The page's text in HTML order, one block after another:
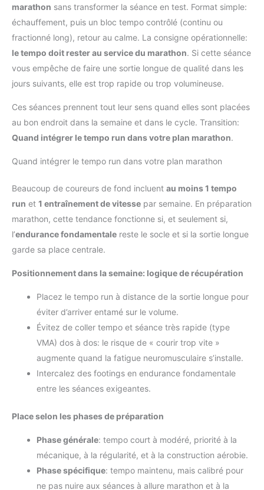
marathon sans transformer la séance en test. Format simple:
échauffement, puis un bloc tempo contrôlé (continu ou
fractionné long), retour au calme. La consigne opérationnelle:
le tempo doit rester au service du marathon. Si cette séance
vous empêche de faire une sortie longue de qualité dans les
jours suivants, elle est trop rapide ou trop volumineuse.
Ces séances prennent tout leur sens quand elles sont placées
au bon endroit dans la semaine et dans le cycle. Transition:
Quand intégrer le tempo run dans votre plan marathon.
Quand intégrer le tempo run dans votre plan marathon
Beaucoup de coureurs de fond incluent au moins 1 tempo
run et 1 entraînement de vitesse par semaine. En préparation
marathon, cette tendance fonctionne si, et seulement si,
l’endurance fondamentale reste le socle et si la sortie longue
garde sa place centrale.
Positionnement dans la semaine: logique de récupération
Placez le tempo run à distance de la sortie longue pour
éviter d’arriver entamé sur le volume.
Évitez de coller tempo et séance très rapide (type
VMA) dos à dos: le risque de « courir trop vite »
augmente quand la fatigue neuromusculaire s’installe.
Intercalez des footings en endurance fondamentale
entre les séances exigeantes.
Place selon les phases de préparation
Phase générale: tempo court à modéré, priorité à la
mécanique, à la régularité, et à la construction aérobie.
Phase spécifique: tempo maintenu, mais calibré pour
ne pas nuire aux séances à allure marathon et à la